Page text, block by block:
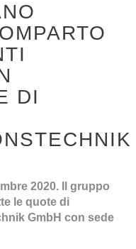
DI
2020. Il gruppo
le quote di
GmbH con sede